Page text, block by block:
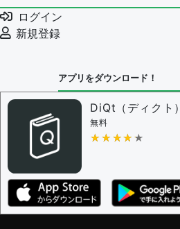
ログイン
新規登録
アプリをダウンロード！
DiQt（ディクト）
無料
★★★★★
★★★★★